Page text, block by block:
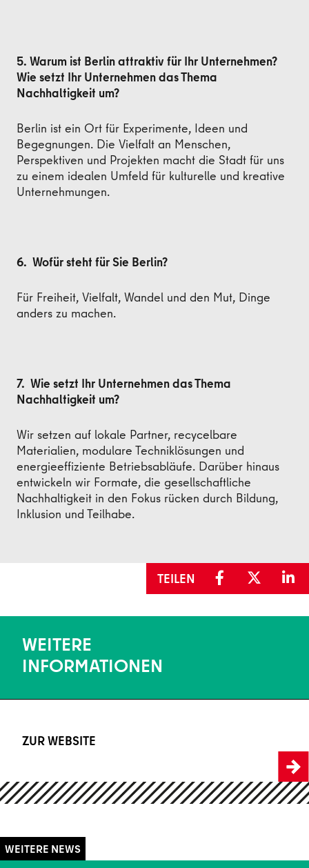
5. Warum ist Berlin attraktiv für Ihr Unternehmen?
Wie setzt Ihr Unternehmen das Thema
Nachhaltigkeit um?
Berlin ist ein Ort für Experimente, Ideen und
Begegnungen. Die Vielfalt an Menschen,
Perspektiven und Projekten macht die Stadt für uns
zu einem idealen Umfeld für kulturelle und kreative
Unternehmungen.
6. Wofür steht für Sie Berlin?
Für Freiheit, Vielfalt, Wandel und den Mut, Dinge
anders zu machen.
7. Wie setzt Ihr Unternehmen das Thema
Nachhaltigkeit um?
Wir setzen auf lokale Partner, recycelbare
Materialien, modulare Techniklösungen und
energieeffiziente Betriebsabläufe. Darüber hinaus
entwickeln wir Formate, die gesellschaftliche
Nachhaltigkeit in den Fokus rücken durch Bildung,
Inklusion und Teilhabe.
TEILEN
WEITERE
INFORMATIONEN
ZUR WEBSITE
https://www.colosseumberlin.com/